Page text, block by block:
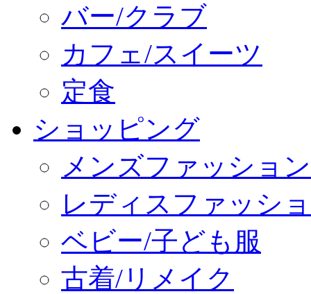
バー/クラブ
カフェ/スイーツ
定食
ショッピング
メンズファッション
レディスファッシ
ベビー/子ども服
古着/リメイク